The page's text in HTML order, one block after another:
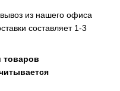
из нашего офиса
составляет 1-3
товаров